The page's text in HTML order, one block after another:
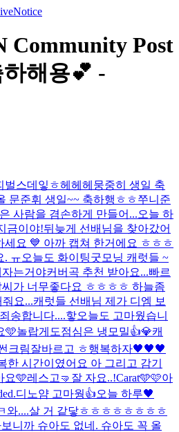
Notice
Community Post
해용💕 -
스데잏ㅎ헤헤헤 뭉중히 생일 축
문준휘 생일~~ 축하행ㅎㅎ쭈니준
사람을 겸손하게 만들어...오늘 하
금이야!뒤늦게 선배님을 찾아갔어
세요 💙 아까 캡쳐 한거에요 ㅎㅎㅎ
. ㅠ오늘도 화이팅굿모닝 캐럿들 ~
는거야커버곡 추천 받아요...빠르
씨가 너무좋다요 ㅎㅎㅎㅎ 하늘좀
요...캐럿들 선배님 제가 디엠 보
송합니다....핳오늘도 고마웠습니
🩵놀랍게도점심은 냉모밀👍💎캐
크림잘바르고 ㅎ행복하자🖤🖤🖤
한 시간이였어요 아 그리고 감기
요🩵레스고🤜 잘 자요..!Carat🩵🩷아
디노얌 고마웡👍오늘 하루🖤
와....살 거 같닿ㅎㅎㅎㅎㅎㅎㅎㅎ
보니까 슈아도 없네. 슈아도 꼭 올